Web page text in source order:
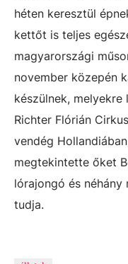
héten keresztül
kettőt is teljes
magyarországi
november közepén
készülnek,
Richter Flórián
vendég
megtekintette őket
lórajongó és
tudja.